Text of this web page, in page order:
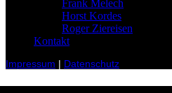
Frank Melech
Horst Kordes
Roger Ziereisen
Kontakt
Impressum Datenschutz